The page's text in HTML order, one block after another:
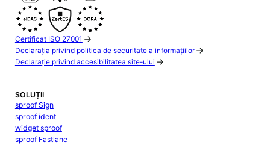
Certificat ISO 27001
Declarația privind politica de securitate a informațiilor
Declarație privind accesibilitatea site-ului
SOLUȚII
sproof Sign
sproof ident
widget sproof
sproof Fastlane